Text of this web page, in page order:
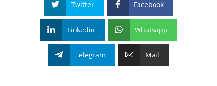
Twitter Facebook
Linkedin Whatsapp
Telegram Mail